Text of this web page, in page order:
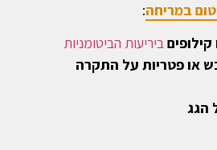
במריחה:
ביריעות הביטומניות
או פטריות על התקרה
הגג